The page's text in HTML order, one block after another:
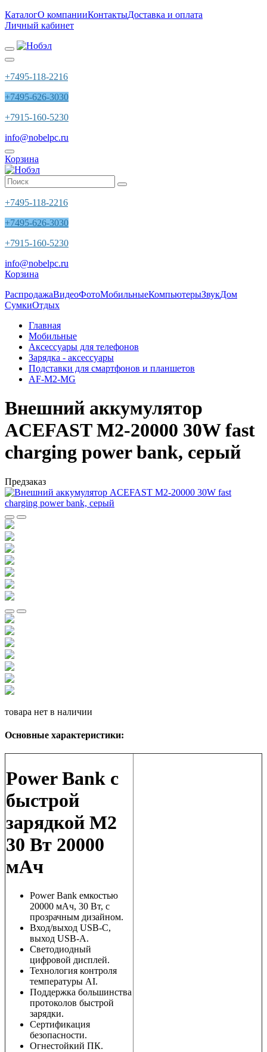
КаталогО компанииКонтактыДоставка и оплата
Личный кабинет
+7495-118-2216
+7495-626-3030
+7915-160-5230
info@nobelpc.ru
Корзина
+7495-118-2216
+7495-626-3030
+7915-160-5230
info@nobelpc.ru
Корзина
РаспродажаВидеоФотоМобильныеКомпьютерыЗвукДом
СумкиОтдых
Главная
Мобильные
Аксессуары для телефонов
Зарядка - аксессуары
Подставки для смартфонов и планшетов
AF-M2-MG
Внешний аккумулятор
ACEFAST M2-20000 30W fast
charging power bank, серый
Предзаказ
товара нет в наличии
Основные характеристики:
Power Bank с
быстрой
зарядкой M2
30 Вт 20000
мАч
Power Bank емкостью
20000 мАч, 30 Вт, с
прозрачным дизайном.
Вход/выход USB-C,
выход USB-A.
Светодиодный
цифровой дисплей.
Технология контроля
температуры AI.
Поддержка большинства
протоколов быстрой
зарядки.
Сертификация
безопасности.
Огнестойкий ПК.